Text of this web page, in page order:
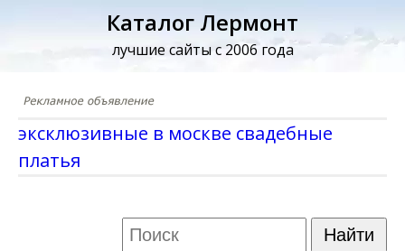
Каталог Лермонт
лучшие сайты с 2006 года
эксклюзивные в москве свадебные
платья